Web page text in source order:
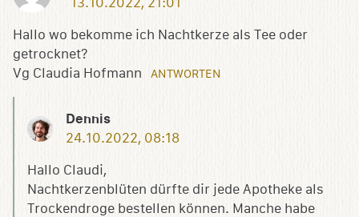
Hallo wo bekomme ich Nachtkerze als Tee oder
getrocknet?
Vg Claudia Hofmann
ANTWORTEN
Dennis
24.10.2022, 08:18
Hallo Claudi,
Nachtkerzenblüten dürfte dir jede Apotheke als
Trockendroge bestellen können. Manche habe